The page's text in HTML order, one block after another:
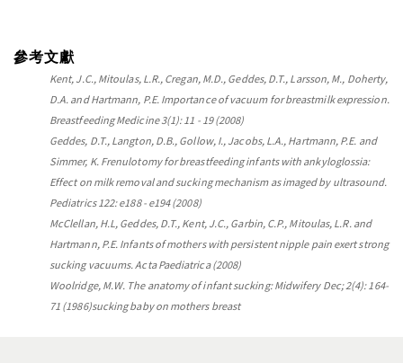
參考文獻
Kent, J.C., Mitoulas, L.R., Cregan, M.D., Geddes, D.T., Larsson, M., Doherty,
D.A. and Hartmann, P.E. Importance of vacuum for breastmilk expression.
Breastfeeding Medicine 3(1): 11 - 19 (2008)
Geddes, D.T., Langton, D.B., Gollow, I., Jacobs, L.A., Hartmann, P.E. and
Simmer, K. Frenulotomy for breastfeeding infants with ankyloglossia:
Effect on milk removal and sucking mechanism as imaged by ultrasound.
Pediatrics 122: e188 - e194 (2008)
McClellan, H.L, Geddes, D.T., Kent, J.C., Garbin, C.P., Mitoulas, L.R. and
Hartmann, P.E. Infants of mothers with persistent nipple pain exert strong
sucking vacuums. Acta Paediatrica (2008)
Woolridge, M.W. The anatomy of infant sucking: Midwifery Dec; 2(4): 164-
71 (1986)sucking baby on mothers breast